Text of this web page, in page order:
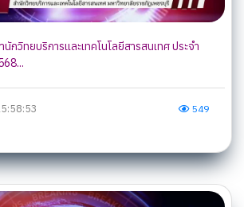
กวิทยบริการและเทคโนโลยีสารสนเทศ ประจำ
549